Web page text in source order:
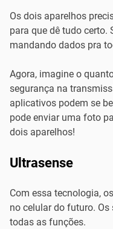
Os dois aparelhos
para que dê tudo certo.
mandando dados pra
Agora, imagine o
segurança na
aplicativos podem se
pode enviar uma foto
dois aparelhos!
Ultrasense
Com essa tecnologia,
no celular do futuro.
todas as funções.